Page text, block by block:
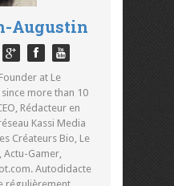
Augustin
at Le
more than 10
Rédacteur en
Kassi Media
Créateurs Bio, Le
Actu-Gamer,
Autodidacte